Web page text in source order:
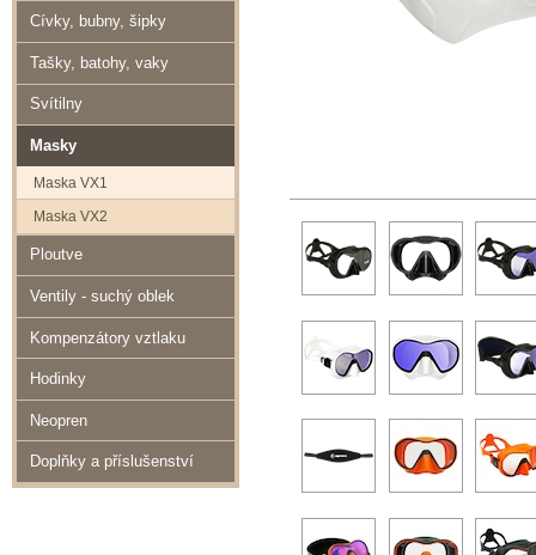
Cívky, bubny, šipky
Tašky, batohy, vaky
Svítilny
Masky
Maska VX1
Maska VX2
Ploutve
Ventily - suchý oblek
Kompenzátory vztlaku
Hodinky
Neopren
Doplňky a příslušenství